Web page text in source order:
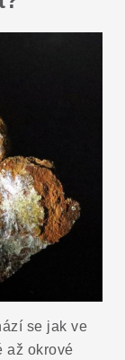
se jak ve
až okrové